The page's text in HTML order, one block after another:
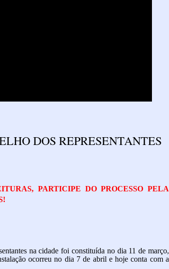
DOS REPRESENTANTES
PARTICIPE DO PROCESSO PELA
na cidade foiconstituída no dia 11 de março,
ocorreu no dia 7 de abril ehoje conta com a